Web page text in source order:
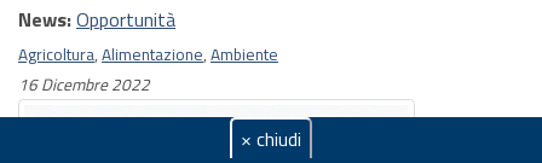
News:Opportunità
Agricoltura, Alimentazione, Ambiente
16 Dicembre 2022
× chiudi